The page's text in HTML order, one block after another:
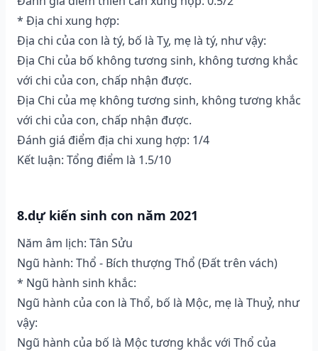
* Địa chi xung hợp:
Địa chi của con là tý, bố là Tỵ, mẹ là tý, như vậy:
Địa Chi của bố không tương sinh, không tương khắc
với chi của con, chấp nhận được.
Địa Chi của mẹ không tương sinh, không tương khắc
với chi của con, chấp nhận được.
Đánh giá điểm địa chi xung hợp: 1/4
Kết luận: Tổng điểm là 1.5/10
8.dự kiến sinh con năm 2021
Năm âm lịch: Tân Sửu
Ngũ hành: Thổ - Bích thượng Thổ (Ðất trên vách)
* Ngũ hành sinh khắc:
Ngũ hành của con là Thổ, bố là Mộc, mẹ là Thuỷ, như
vậy:
Ngũ hành của bố là Mộc tương khắc với Thổ của